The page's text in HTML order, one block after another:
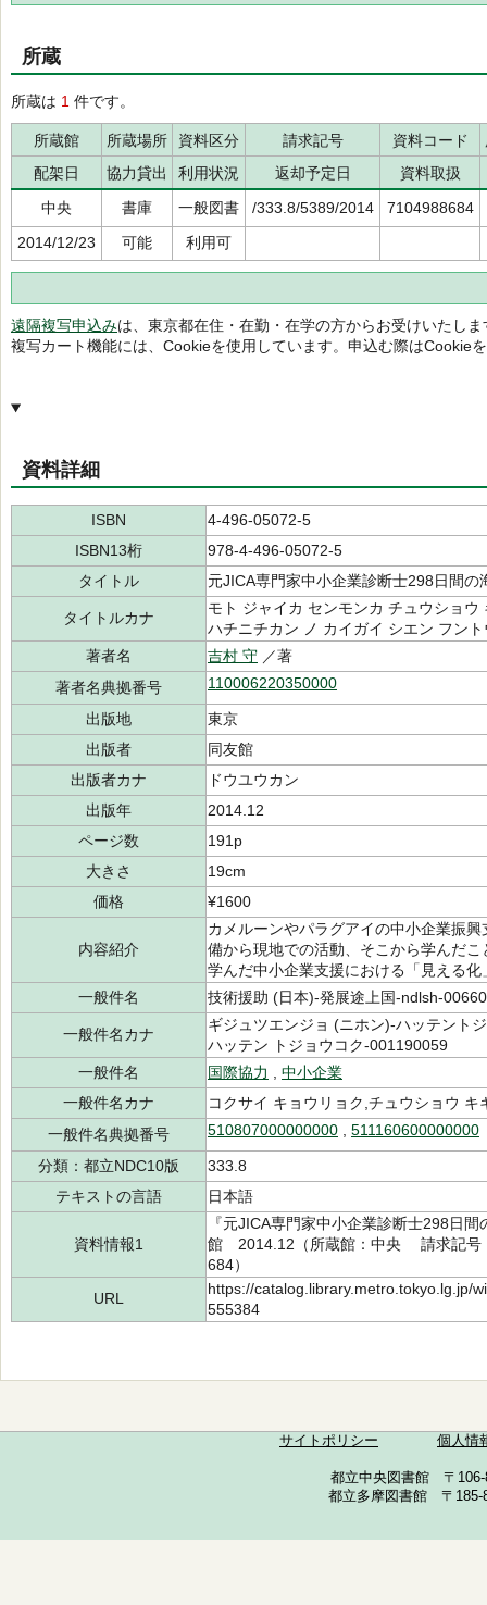
所蔵
所蔵は 1 件です。
所蔵館 所蔵場所 資料区分 請求記号 資料コード
配架日
協力貸出 利用状況 返却予定日
資料取扱
中央
書庫 一般図書 /333.8/5389/2014
7104988684
2014/12/23
可能 利用可
遠隔複写申込みは、東京都在住・在勤・在学の方からお受けいたしま
複写カート機能には、Cookieを使用しています。申込む際はCookie
資料詳細
ISBN
4-496-05072-5
ISBN13桁
978-4-496-05072-5
タイトル
元JICA専門家中小企業診断士298日間の
タイトルカナ
モト ジャイカ センモンカ チュウショ
ハチニチカン ノ カイガイ シエン フント
著者名
吉村 守 ／著
著者名典拠番号
110006220350000
出版地
東京
出版者
同友館
出版者カナ
ドウユウカン
出版年
2014.12
ページ数
191p
大きさ
19cm
価格
¥1600
内容紹介
カメルーンやパラグアイの中小企業振
備から現地での活動、そこから学んだ
学んだ中小企業支援における「見える
一般件名
技術援助 (日本)-発展途上国-ndlsh-
一般件名カナ
ギジュツエンジョ (ニホン)-ハッテント
ハッテン トジョウコク-001190059
一般件名
国際協力
中小企業
一般件名カナ
コクサイ キョウリョク,チュウショウ キ
一般件名典拠番号
510807000000000 511160600000000
分類：都立NDC10版
333.8
テキストの言語
日本語
資料情報1
『元JICA専門家中小企業診断士298
館 2014.12（所蔵館：中央 請求記号
684）
URL
https://catalog.library.metro.tokyo.lg.jp/
555384
サイトポリシー 個人情
都立中央図書館 〒
都立多摩図書館 〒185-